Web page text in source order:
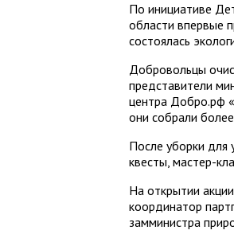
По инициативе
области впервые
состоялась
Добровольцы
представители
центра Добро.рф
они собрали
После уборки для
квесты, мастер-
На открытии
координатор
замминистра